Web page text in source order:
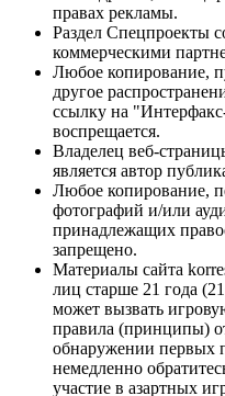
правах рекламы.
Раздел Спецпроекты
коммерческими
Любое копирование,
другое
ссылку на
воспрещается.
Владелец веб-
является автор
Любое копирование,
фотографий и/или
принадлежащих
запрещено.
Материалы сайта
лиц старше 21 года
может вызвать
правила (принципы)
обнаружении первых
немедленно
участие в азартных